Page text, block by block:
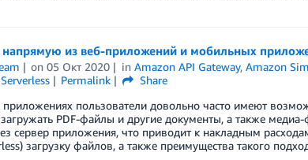
напрямую из веб-приложений и мобильных
on05 Окт 2020 inAmazon API Gateway,Amazon
Serverless Permalink
Share
пользователи довольно часто имеют
PDF-файлы и другие документы, а также
сервер приложения, что приводит к накладным
загрузку файлов, а также преимущества такого